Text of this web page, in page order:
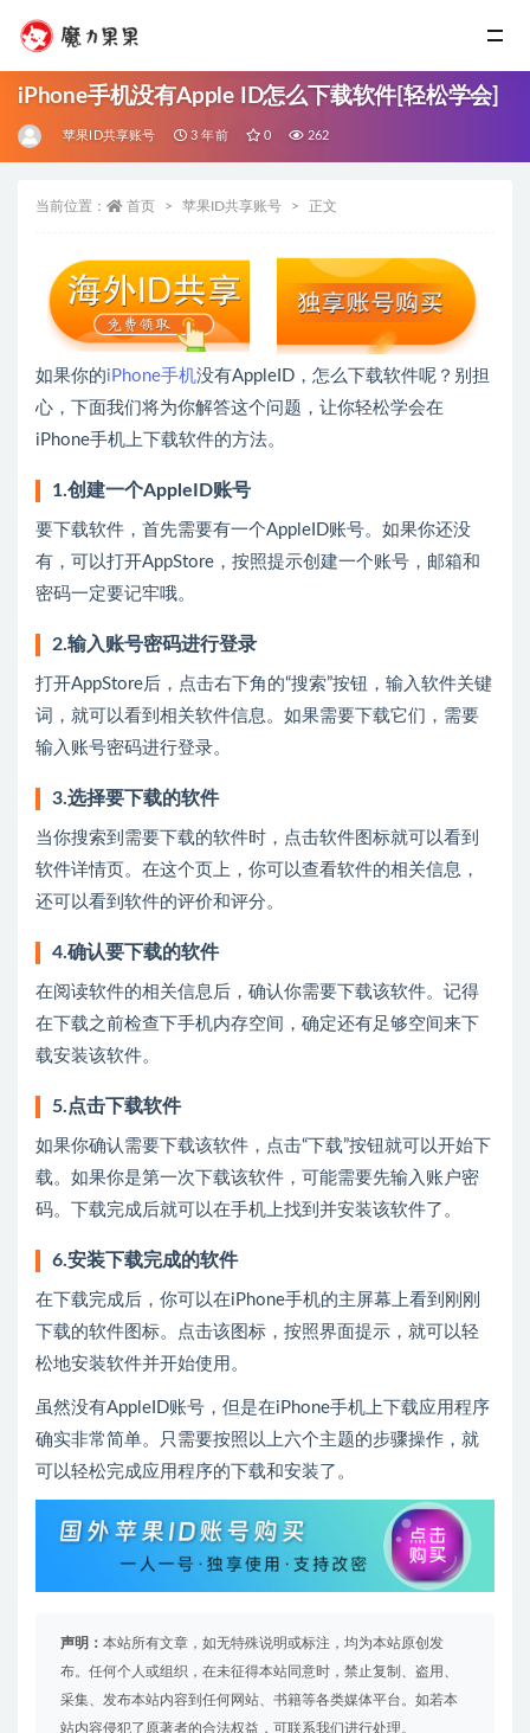
iPhone手机没有Apple ID怎么下载软件[轻松学会]
苹果ID共享账号 3 年前 0 262
当前位置： 首页 苹果ID共享账号 正文
如果你的iPhone手机没有AppleID，怎么下载软件呢？别担
心，下面我们将为你解答这个问题，让你轻松学会在
iPhone手机上下载软件的方法。
1.创建一个AppleID账号
要下载软件，首先需要有一个AppleID账号。如果你还没
有，可以打开AppStore，按照提示创建一个账号，邮箱和
密码一定要记牢哦。
2.输入账号密码进行登录
打开AppStore后，点击右下角的“搜索”按钮，输入软件关键
词，就可以看到相关软件信息。如果需要下载它们，需要
输入账号密码进行登录。
3.选择要下载的软件
当你搜索到需要下载的软件时，点击软件图标就可以看到
软件详情页。在这个页上，你可以查看软件的相关信息，
还可以看到软件的评价和评分。
4.确认要下载的软件
在阅读软件的相关信息后，确认你需要下载该软件。记得
在下载之前检查下手机内存空间，确定还有足够空间来下
载安装该软件。
5.点击下载软件
如果你确认需要下载该软件，点击“下载”按钮就可以开始下
载。如果你是第一次下载该软件，可能需要先输入账户密
码。下载完成后就可以在手机上找到并安装该软件了。
6.安装下载完成的软件
在下载完成后，你可以在iPhone手机的主屏幕上看到刚刚
下载的软件图标。点击该图标，按照界面提示，就可以轻
松地安装软件并开始使用。
虽然没有AppleID账号，但是在iPhone手机上下载应用程序
确实非常简单。只需要按照以上六个主题的步骤操作，就
可以轻松完成应用程序的下载和安装了。
声明： 本站所有文章，如无特殊说明或标注，均为本站原创发
布。任何个人或组织，在未征得本站同意时，禁止复制、盗用、
采集、发布本站内容到任何网站、书籍等各类媒体平台。如若本
站内容侵犯了原著者的合法权益，可联系我们进行处理。